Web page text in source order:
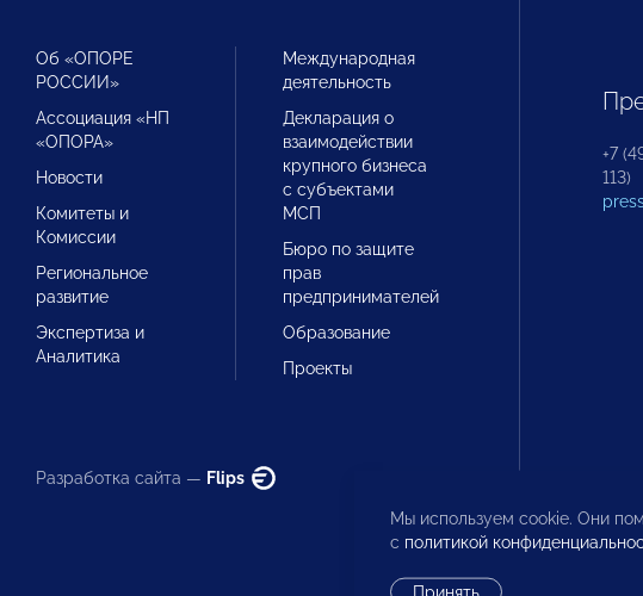
Об «ОПОРЕ
РОССИИ»
Ассоциация «НП
«ОПОРА»
Новости
Комитеты и
Комиссии
Региональное
развитие
Экспертиза и
Аналитика
Международная
деятельность
Декларация о
взаимодействии
крупного бизнеса
с субъектами
МСП
Бюро по защите
прав
предпринимателей
Образование
Проекты
Разработка сайта — Flips
+7
113)
Мы используем cookie. Они
с политикой
Принять